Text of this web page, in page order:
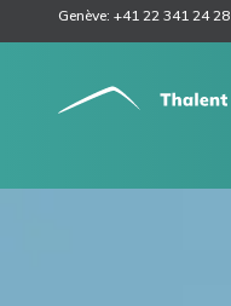
Genève: +41 22 341 24 28